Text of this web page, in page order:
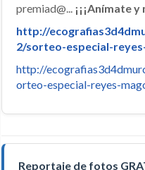
premiad@... ¡¡¡Anímate
http://
2/sorteo-especial-
http://
orteo-especial-reyes-
Reportaje de fotos